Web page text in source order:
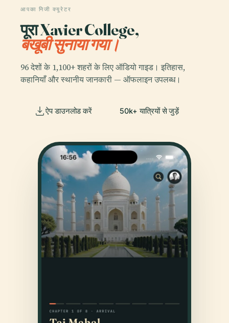
आपका निजी क्यूरेटर
पूरा Xavier College,
बखूबी सुनाया गया।
96 देशों के 1,100+ शहरों के लिए ऑडियो गाइड। इतिहास,
कहानियाँ और स्थानीय जानकारी — ऑफलाइन उपलब्ध।
ऐप डाउनलोड करें 50k+ यात्रियों से जुड़ें